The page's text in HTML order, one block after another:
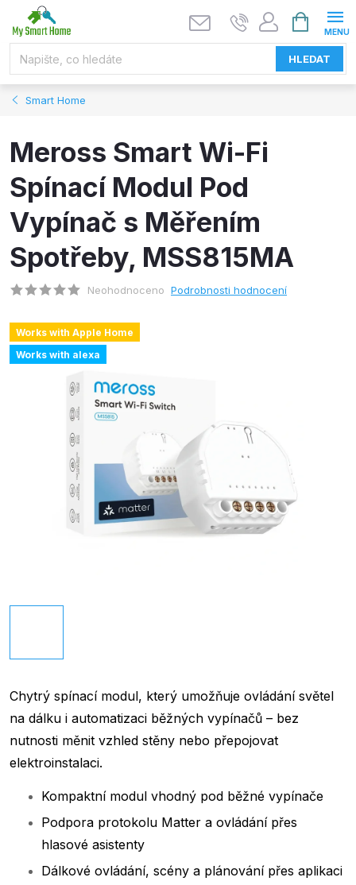
HLEDAT
NÁKUPNÍ
KOŠÍK
Smart Home
Meross Smart Wi-Fi
Spínací Modul Pod
Vypínač s Měřením
Spotřeby, MSS815MA
Neohodnoceno Podrobnosti hodnocení
Works with Apple Home
Works with alexa
Chytrý spínací modul, který umožňuje ovládání světel
na dálku i automatizaci běžných vypínačů – bez
nutnosti měnit vzhled stěny nebo přepojovat
elektroinstalaci.
Kompaktní modul vhodný pod běžné vypínače
Podpora protokolu Matter a ovládání přes
hlasové asistenty
Dálkové ovládání, scény a plánování přes aplikaci